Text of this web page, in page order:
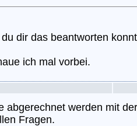
dir das beantworten
ich mal vorbei.
abgerechnet werden mit
Fragen.